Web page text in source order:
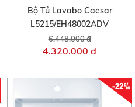
Bộ Tủ Lavabo Caesar
L5215/EH48002ADV
6.448.000 đ
4.320.000 đ
-22%